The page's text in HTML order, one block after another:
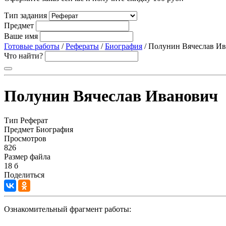
Тип задания
Предмет
Ваше имя
Готовые работы /Рефераты /Биография / Полунин Вячеслав
Что найти?
Полунин Вячеслав Иванович
Тип Реферат
Предмет Биография
Просмотров
826
Размер файла
18 б
Поделиться
Ознакомительный фрагмент работы: